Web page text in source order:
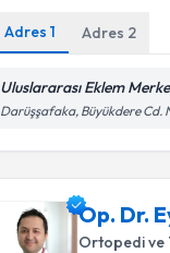
Adres1 Adres 2
Uluslararası Eklem
Darüşşafaka, Büyükdere Cd.
Op. Dr.
Ortopedi ve